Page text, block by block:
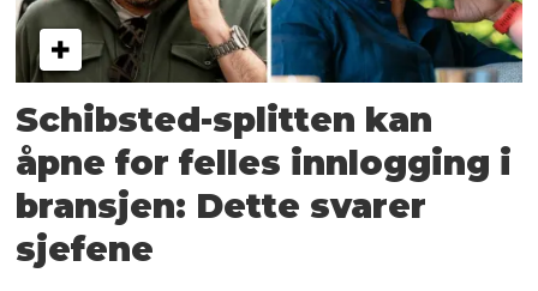
Schibsted-splitten kan
åpne for felles innlogging i
bransjen: Dette svarer
sjefene